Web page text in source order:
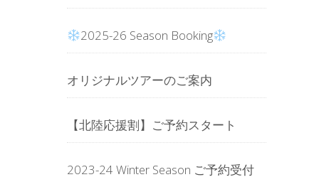
2025-26 Season Booking
オリジナルツアーのご案内
【北陸応援割】ご予約スタート
2023-24 Winter Season ご予約受付